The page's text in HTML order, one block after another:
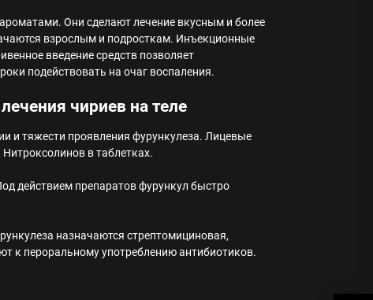
Они сделают лечение вкусным и более
взрослым и подросткам. Инъекционные
введение средств позволяет
подействовать на очаг воспаления.
чириев на теле
и тяжести проявления фурункулеза. Лицевые
в таблетках.
действием препаратов фурункул быстро
назначаются стрептомициновая,
к пероральному употреблению антибиотиков.